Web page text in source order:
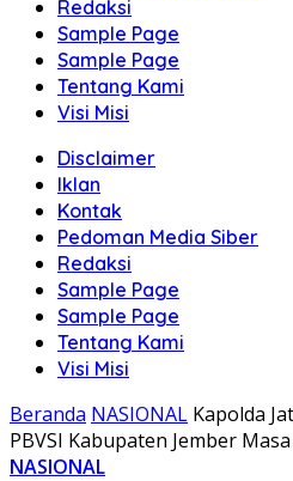
Redaksi
Sample Page
Sample Page
Tentang Kami
Visi Misi
Disclaimer
Iklan
Kontak
Pedoman Media Siber
Redaksi
Sample Page
Sample Page
Tentang Kami
Visi Misi
Beranda NASIONAL Kapolda
PBVSI Kabupaten Jember
NASIONAL